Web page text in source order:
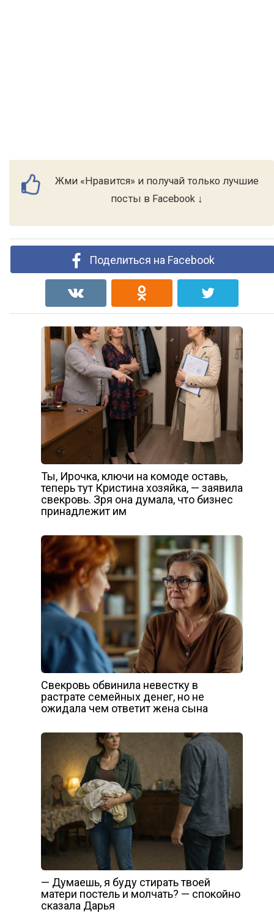
Жми «Нравится» и получай только лучшие
посты в Facebook ↓
Поделиться на Facebook
Ты, Ирочка, ключи на комоде оставь,
теперь тут Кристина хозяйка, — заявила
свекровь. Зря она думала, что бизнес
принадлежит им
Свекровь обвинила невестку в
растрате семейных денег, но не
ожидала чем ответит жена сына
— Думаешь, я буду стирать твоей
матери постель и молчать? — спокойно
сказала Дарья